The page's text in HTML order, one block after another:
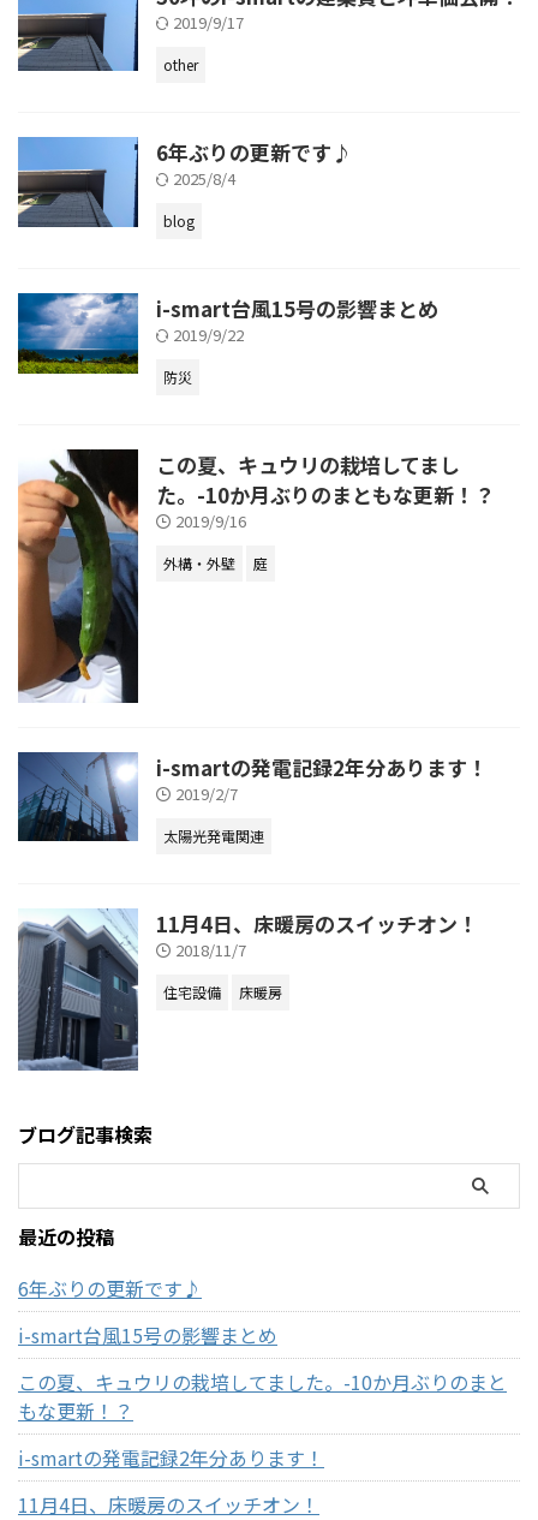
2019/9/17
other
6年ぶりの更新です♪
2025/8/4
blog
i-smart台風15号の影響まとめ
2019/9/22
防災
この夏、キュウリの栽培してまし
た。-10か月ぶりのまともな更新！？
2019/9/16
外構・外壁 庭
i-smartの発電記録2年分あります！
2019/2/7
太陽光発電関連
11月4日、床暖房のスイッチオン！
2018/11/7
住宅設備 床暖房
ブログ記事検索
最近の投稿
6年ぶりの更新です♪
i-smart台風15号の影響まとめ
この夏、キュウリの栽培してました。-10か月ぶりのまと
もな更新！？
i-smartの発電記録2年分あります！
11月4日、床暖房のスイッチオン！